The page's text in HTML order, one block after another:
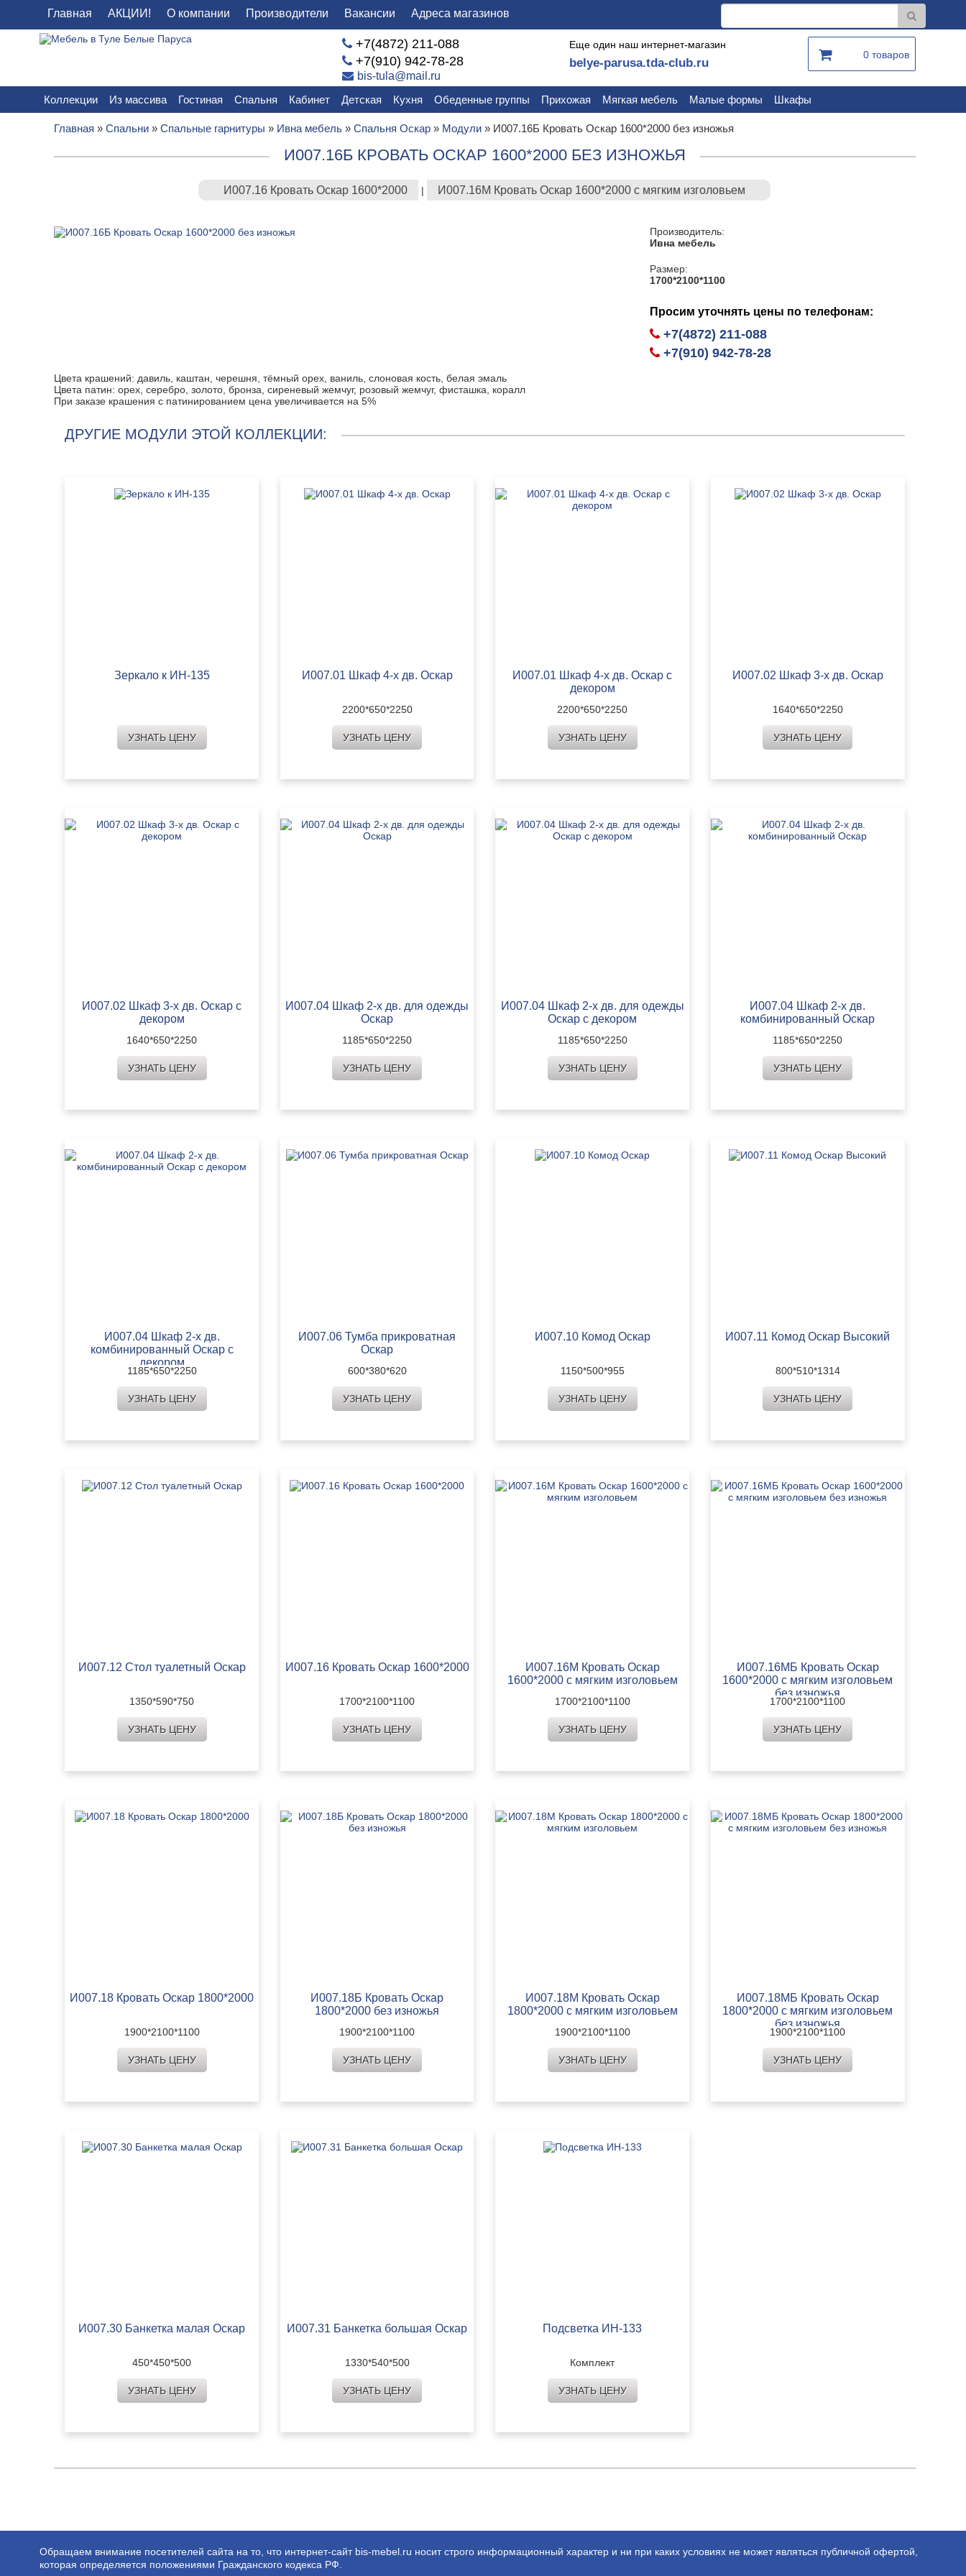
Главная АКЦИИ! О компании Производители Вакансии Адреса магазинов
+7(4872) 211-088
+7(910) 942-78-28
bis-tula@mail.ru
Еще один наш интернет-магазин
belye-parusa.tda-club.ru
0 товаров
Коллекции Из массива Гостиная Спальня Кабинет Детская Кухня Обеденные группы Прихожая Мягкая мебель Малые формы Шкафы
Главная »Спальни »Спальные гарнитуры » Ивна мебель »Спальня Оскар » Модули » И007.16Б Кровать Оскар 1600*2000 без изножья
И007.16Б КРОВАТЬ ОСКАР 1600*2000 БЕЗ ИЗНОЖЬЯ
И007.16 Кровать Оскар 1600*2000 | И007.16М Кровать Оскар 1600*2000 с мягким изголовьем
Производитель:
Ивна мебель
Размер:
1700*2100*1100
Просим уточнять цены по телефонам:
+7(4872) 211-088
+7(910) 942-78-28
Цвета крашений: давиль, каштан, черешня, тёмный орех, ваниль, слоновая кость, белая эмаль
Цвета патин: орех, серебро, золото, бронза, сиреневый жемчуг, розовый жемчуг, фисташка, коралл
При заказе крашения с патинированием цена увеличивается на 5%
ДРУГИЕ МОДУЛИ ЭТОЙ КОЛЛЕКЦИИ:
Зеркало к ИН-135
УЗНАТЬ ЦЕНУ
И007.01 Шкаф 4-х дв. Оскар
2200*650*2250
УЗНАТЬ ЦЕНУ
И007.01 Шкаф 4-х дв. Оскар с
декором
2200*650*2250
УЗНАТЬ ЦЕНУ
И007.02 Шкаф 3-х дв. Оскар
1640*650*2250
УЗНАТЬ ЦЕНУ
И007.02 Шкаф 3-х дв. Оскар с
декором
1640*650*2250
УЗНАТЬ ЦЕНУ
И007.04 Шкаф 2-х дв. для одежды
Оскар
1185*650*2250
УЗНАТЬ ЦЕНУ
И007.04 Шкаф 2-х дв. для одежды
Оскар с декором
1185*650*2250
УЗНАТЬ ЦЕНУ
И007.04 Шкаф 2-х дв.
комбинированный Оскар
1185*650*2250
УЗНАТЬ ЦЕНУ
И007.04 Шкаф 2-х дв.
комбинированный Оскар с
декором
1185*650*2250
УЗНАТЬ ЦЕНУ
И007.06 Тумба прикроватная
Оскар
600*380*620
УЗНАТЬ ЦЕНУ
И007.10 Комод Оскар
1150*500*955
УЗНАТЬ ЦЕНУ
И007.11 Комод Оскар Высокий
800*510*1314
УЗНАТЬ ЦЕНУ
И007.12 Стол туалетный Оскар
1350*590*750
УЗНАТЬ ЦЕНУ
И007.16 Кровать Оскар 1600*2000
1700*2100*1100
УЗНАТЬ ЦЕНУ
И007.16М Кровать Оскар
1600*2000 с мягким изголовьем
1700*2100*1100
УЗНАТЬ ЦЕНУ
И007.16МБ Кровать Оскар
1600*2000 с мягким изголовьем
без изножья
1700*2100*1100
УЗНАТЬ ЦЕНУ
И007.18 Кровать Оскар 1800*2000
1900*2100*1100
УЗНАТЬ ЦЕНУ
И007.18Б Кровать Оскар
1800*2000 без изножья
1900*2100*1100
УЗНАТЬ ЦЕНУ
И007.18М Кровать Оскар
1800*2000 с мягким изголовьем
1900*2100*1100
УЗНАТЬ ЦЕНУ
И007.18МБ Кровать Оскар
1800*2000 с мягким изголовьем
без изножья
1900*2100*1100
УЗНАТЬ ЦЕНУ
И007.30 Банкетка малая Оскар
450*450*500
УЗНАТЬ ЦЕНУ
И007.31 Банкетка большая Оскар
1330*540*500
УЗНАТЬ ЦЕНУ
Подсветка ИН-133
Комплект
УЗНАТЬ ЦЕНУ
Обращаем внимание посетителей сайта на то, что интернет-сайт bis-mebel.ru носит строго информационный характер и ни при каких условиях не может являться публичной офертой,
которая определяется положениями Гражданского кодекса РФ.